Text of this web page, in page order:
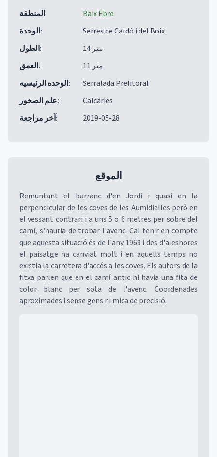
المنطقة:
Baix Ebre
الوحدة:
Serres de Cardó i del Boix
الطول:
14 متر
العمق:
11 متر
الوحدة الرئيسية:
Serralada Prelitoral
علم الصخور:
Calcàries
آخر مراجعة: 2019-05-28
الموقع
Remuntant el barranc d'en Jordi i quasi en la
perpendicular de les coves de les Aumidielles però en
el vessant contrari i a uns 5 o 6 metres per sobre del
camí, s'hauria de trobar l'avenc. Cal tenir en compte
que aquesta situació és de l'any 1969 i des d'aleshores
el paisatge ha canviat molt i en aquells temps no
existia la carretera d'accés a les coves. Els autors de la
fitxa parlen que en el camí antic hi havia una fita de
color blanc per sota de l'avenc. Coordenades
aproximades i sense gens ni mica de precisió.